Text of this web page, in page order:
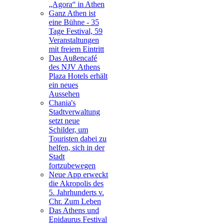
„Agora“ in Athen
Ganz Athen ist
eine Bühne - 35
Tage Festival, 59
Veranstaltungen
mit freiem Eintritt
Das Außencafé
des NJV Athens
Plaza Hotels erhält
ein neues
Aussehen
Chania's
Stadtverwaltung
setzt neue
Schilder, um
Touristen dabei zu
helfen, sich in der
Stadt
fortzubewegen
Neue App erweckt
die Akropolis des
5. Jahrhunderts v.
Chr. Zum Leben
Das Athens und
Epidaurus Festival